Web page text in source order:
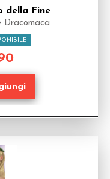
della Fine
Dracomaca